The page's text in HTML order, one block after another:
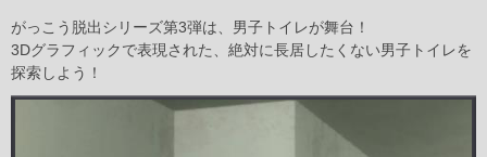
がっこう脱出シリーズ第3弾は、男子トイレが舞台！
3Dグラフィックで表現された、絶対に長居したくない男子トイレを
探索しよう！